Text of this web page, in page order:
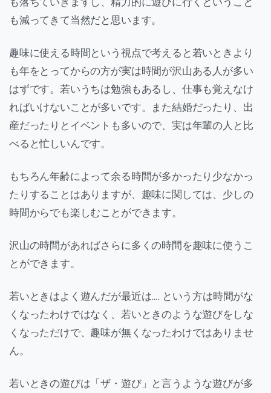
も減ってきて当然だと思います。
趣味に使える時間という視点で考えると若いときより
も年をとってからの方が実は時間が沢山ある人が多い
はずです。若いうちは勉強もあるし、仕事も覚えなけ
ればいけないことが多いです。また結婚だったり、出
産だったりとイベントも多いので、実は年輩の人と比
べると忙しいんです。
もちろん年齢によって余る時間が多かったり少なかっ
たりすることはありますが、趣味に関しては、少しの
時間からでも楽しむことができます。
沢山の時間があればさらに多くの時間を趣味に使うこ
とができます。
若いときはよく遊んだが最近は…. という方は時間がな
くなったわけではなく、若いときのような遊びをしな
くなっただけで、趣味が無くなったわけではありませ
ん。
若いときの遊びは「ザ・遊び」と言うような遊びが多